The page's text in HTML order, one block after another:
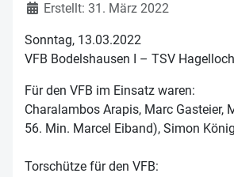
Erstellt: 31. März 2022
Sonntag, 13.03.2022
VFB Bodelshausen I – TSV
Für den VFB im Einsatz waren:
Charalambos Arapis, Marc
56. Min. Marcel Eiband), Simon
Torschütze für den VFB: